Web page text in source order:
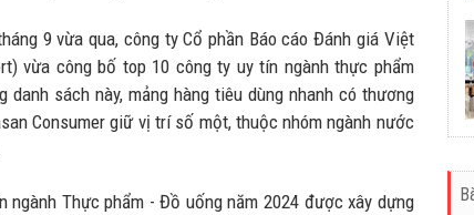
9 vừa qua, công ty Cổ phần Báo cáo Đánh giá Việt
vừa công bố top 10 công ty uy tín ngành thực phẩm
danh sách này, mảng hàng tiêu dùng nhanh có thương
Consumer giữ vị trí số một, thuộc nhóm ngành nước
ngành Thực phẩm - Đồ uống năm 2024 được xây dựng